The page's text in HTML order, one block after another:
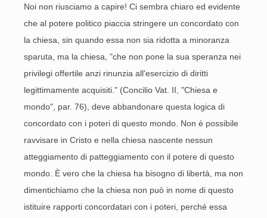
Noi non riusciamo a capire! Ci sembra chiaro ed evidente
che al potere politico piaccia stringere un concordato con
la chiesa, sin quando essa non sia ridotta a minoranza
sparuta, ma la chiesa, "che non pone la sua speranza nei
privilegi offertile anzi rinunzia all'esercizio di diritti
legittimamente acquisiti." (Concilio Vat. II, "Chiesa e
mondo", par. 76), deve abbandonare questa logica di
concordato con i poteri di questo mondo. Non è possibile
ravvisare in Cristo e nella chiesa nascente nessun
atteggiamento di patteggiamento con il potere di questo
mondo. È vero che la chiesa ha bisogno di libertà, ma non
dimentichiamo che la chiesa non può in nome di questo
istituire rapporti concordatari con i poteri, perché essa